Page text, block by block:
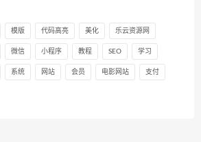
模版 代码高亮 美化 乐云资源网
微信 小程序 教程 SEO 学习
系统 网站 会员 电影网站 支付